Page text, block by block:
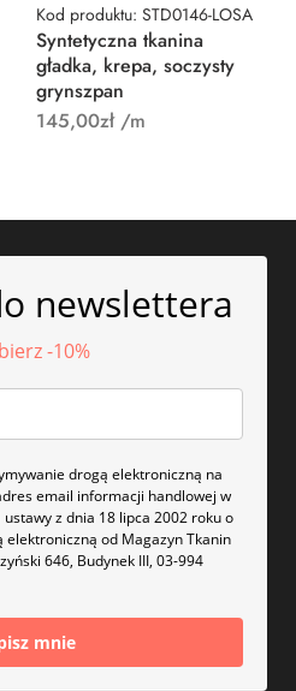
Kod produktu: STD0146-LOSA
Syntetyczna tkanina
gładka, krepa, soczysty
grynszpan
145,00zł/m
newslettera
-10%
drogą elektroniczną na
email informacji handlowej w
z dnia 18 lipca 2002 roku o
elektroniczną od Magazyn Tkanin
646, Budynek III, 03-994
mnie